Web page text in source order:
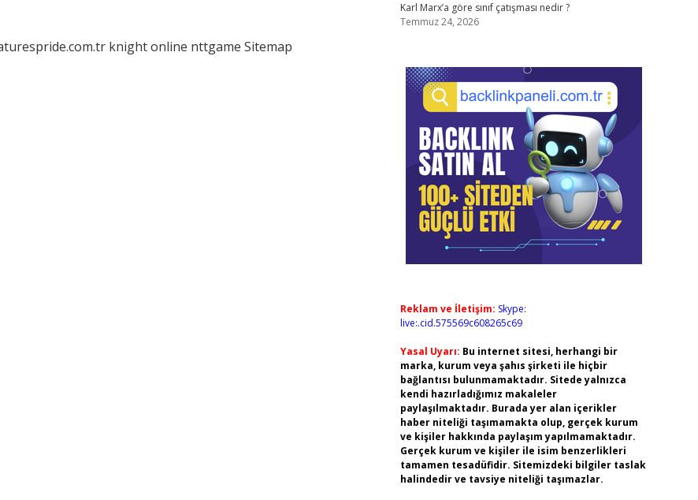
knight online nttgame Sitemap
Karl Marx’a göre sınıf çatışması nedir ?
Temmuz 24, 2026
Reklam ve İletişim: Skype:
live:.cid.575569c608265c69
Yasal Uyarı: Bu internet sitesi, herhangi bir
marka, kurum veya şahıs şirketi ile hiçbir
bağlantısı bulunmamaktadır. Sitede yalnızca
kendi hazırladığımız makaleler
paylaşılmaktadır. Burada yer alan içerikler
haber niteliği taşımamakta olup, gerçek kurum
ve kişiler hakkında paylaşım yapılmamaktadır.
Gerçek kurum ve kişiler ile isim benzerlikleri
tamamen tesadüfidir. Sitemizdeki bilgiler taslak
halindedir ve tavsiye niteliği taşımazlar.